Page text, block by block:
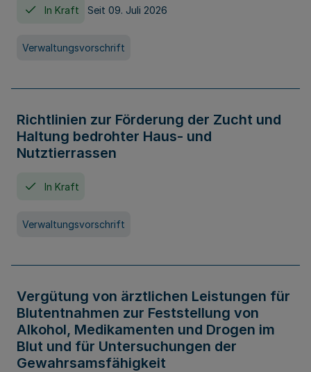
In Kraft Seit 09. Juli 2026
Verwaltungsvorschrift
Richtlinien zur Förderung der Zucht und
Haltung bedrohter Haus- und
Nutztierrassen
In Kraft
Verwaltungsvorschrift
Vergütung von ärztlichen Leistungen für
Blutentnahmen zur Feststellung von
Alkohol, Medikamenten und Drogen im
Blut und für Untersuchungen der
Gewahrsamsfähigkeit